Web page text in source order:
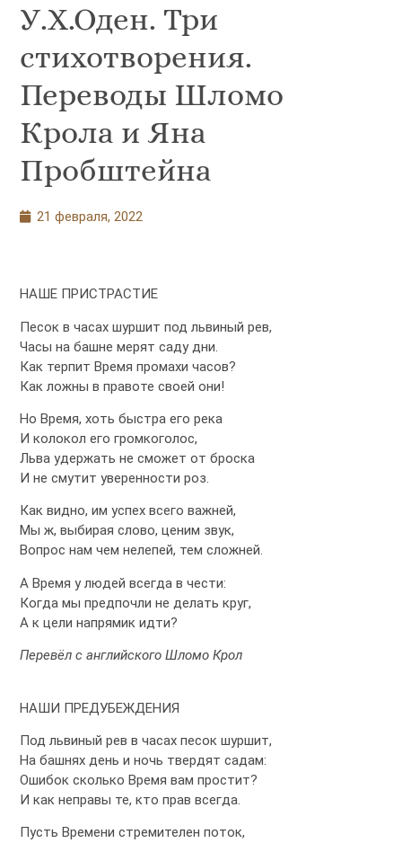
У.Х.Оден. Три
стихотворения.
Переводы Шломо
Крола и Яна
Пробштейна
21 февраля, 2022
НАШЕ ПРИСТРАСТИЕ
Песок в часах шуршит под львиный рев,
Часы на башне мерят саду дни.
Как терпит Время промахи часов?
Как ложны в правоте своей они!
Но Время, хоть быстра его река
И колокол его громкоголос,
Льва удержать не сможет от броска
И не смутит уверенности роз.
Как видно, им успех всего важней,
Мы ж, выбирая слово, ценим звук,
Вопрос нам чем нелепей, тем сложней.
А Время у людей всегда в чести:
Когда мы предпочли не делать круг,
А к цели напрямик идти?
Перевёл с английского Шломо Крол
НАШИ ПРЕДУБЕЖДЕНИЯ
Под львиный рев в часах песок шуршит,
На башнях день и ночь твердят садам:
Ошибок сколько Время вам простит?
И как неправы те, кто прав всегда.
Пусть Времени стремителен поток,